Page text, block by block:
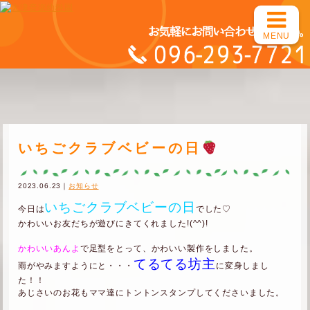
いちごクラブベビーの日
2023.06.23｜ お知らせ
今日はいちごクラブベビーの日 でした♡
かわいいお友だちが遊びにきてくれました!(^^)!
かわいいあんよ で足型をとって、かわいい製作をしました。
雨がやみますようにと・・・ てるてる坊主 に変身しまし
た！！
あじさいのお花もママ達にトントンスタンプしてくださいました。
MENU